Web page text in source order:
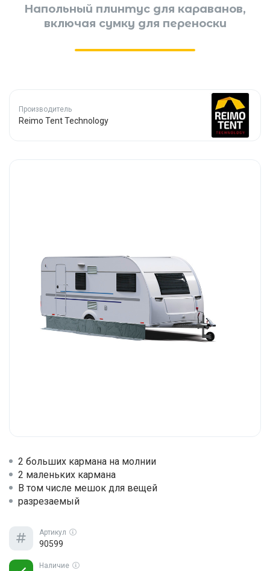
Напольный плинтус для караванов,
включая сумку для переноски
Производитель
Reimo Tent Technology
2 больших кармана на молнии
2 маленьких кармана
В том числе мешок для вещей
разрезаемый
Артикул
90599
Наличие